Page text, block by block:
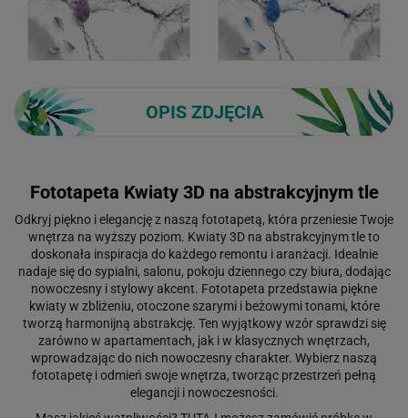
OPIS ZDJĘCIA
Fototapeta Kwiaty 3D na abstrakcyjnym tle
Odkryj piękno i elegancję z naszą fototapetą, która przeniesie Twoje
wnętrza na wyższy poziom. Kwiaty 3D na abstrakcyjnym tle to
doskonała inspiracja do każdego remontu i aranżacji. Idealnie
nadaje się do sypialni, salonu, pokoju dziennego czy biura, dodając
nowoczesny i stylowy akcent. Fototapeta przedstawia piękne
kwiaty w zbliżeniu, otoczone szarymi i beżowymi tonami, które
tworzą harmonijną abstrakcję. Ten wyjątkowy wzór sprawdzi się
zarówno w apartamentach, jak i w klasycznych wnętrzach,
wprowadzając do nich nowoczesny charakter. Wybierz naszą
fototapetę i odmień swoje wnętrza, tworząc przestrzeń pełną
elegancji i nowoczesności.